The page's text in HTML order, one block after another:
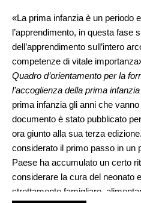
«La prima infanzia è un periodo
l’apprendimento, in questa fase
dell’apprendimento sull’intero
competenze di vitale
Quadro d’orientamento per la
l’accoglienza della prima
prima infanzia gli anni che
documento è stato pubblicato
ora giunto alla sua terza
considerato il primo passo in un
Paese ha accumulato un certo
considerare la cura del neonato
strettamente famigliare,